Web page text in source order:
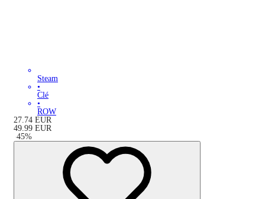
Steam
•
Clé
•
ROW
27.74 EUR
49.99 EUR
-45%